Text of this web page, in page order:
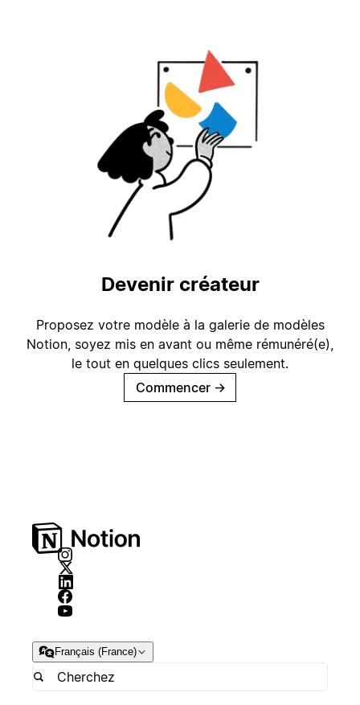
Devenir créateur
Proposez votre modèle à la galerie de modèles
Notion, soyez mis en avant ou même rémunéré(e),
le tout en quelques clics seulement.
Commencer →
Français (France)